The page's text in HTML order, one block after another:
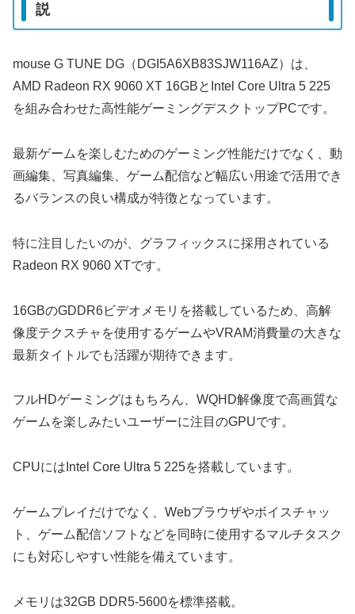
説
mouse G TUNE DG（DGI5A6XB83SJW116AZ）は、
AMD Radeon RX 9060 XT 16GBとIntel Core Ultra 5 225
を組み合わせた高性能ゲーミングデスクトップPCです。
最新ゲームを楽しむためのゲーミング性能だけでなく、動
画編集、写真編集、ゲーム配信など幅広い用途で活用でき
るバランスの良い構成が特徴となっています。
特に注目したいのが、グラフィックスに採用されている
Radeon RX 9060 XTです。
16GBのGDDR6ビデオメモリを搭載しているため、高解
像度テクスチャを使用するゲームやVRAM消費量の大きな
最新タイトルでも活躍が期待できます。
フルHDゲーミングはもちろん、WQHD解像度で高画質な
ゲームを楽しみたいユーザーに注目のGPUです。
CPUにはIntel Core Ultra 5 225を搭載しています。
ゲームプレイだけでなく、Webブラウザやボイスチャッ
ト、ゲーム配信ソフトなどを同時に使用するマルチタスク
にも対応しやすい性能を備えています。
メモリは32GB DDR5-5600を標準搭載。